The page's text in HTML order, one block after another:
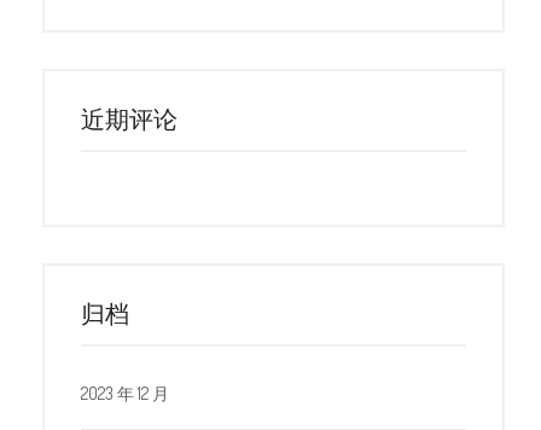
近期评论
归档
2023 年 12 月